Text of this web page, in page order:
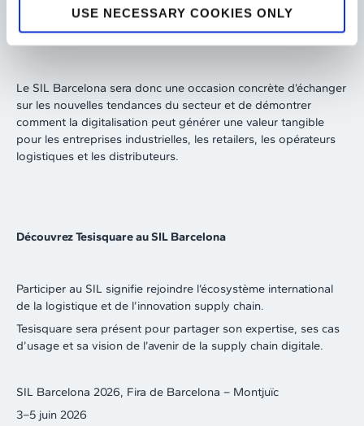
USE NECESSARY COOKIES ONLY
une visibilité accrue sur l’ensemble de la chaîne de
valeur.
Le SIL Barcelona sera donc une occasion concrète d’échanger
sur les nouvelles tendances du secteur et de démontrer
comment la digitalisation peut générer une valeur tangible
pour les entreprises industrielles, les retailers, les opérateurs
logistiques et les distributeurs.
Découvrez Tesisquare au SIL Barcelona
Participer au SIL signifie rejoindre l’écosystème international
de la logistique et de l’innovation supply chain.
Tesisquare sera présent pour partager son expertise, ses cas
d’usage et sa vision de l’avenir de la supply chain digitale.
SIL Barcelona 2026, Fira de Barcelona – Montjuïc
3–5 juin 2026